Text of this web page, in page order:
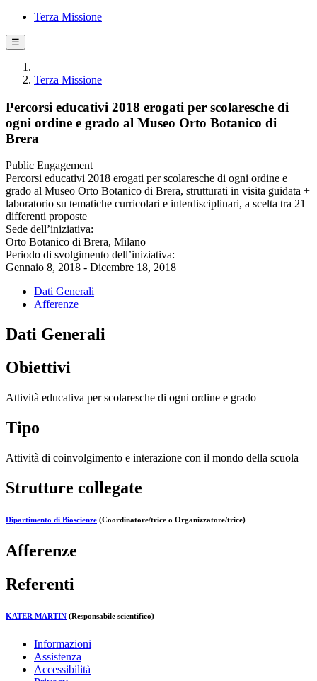
Terza Missione
☰
Terza Missione
Percorsi educativi 2018 erogati per scolaresche di
ogni ordine e grado al Museo Orto Botanico di
Brera
Public Engagement
Percorsi educativi 2018 erogati per scolaresche di ogni ordine e
grado al Museo Orto Botanico di Brera, strutturati in visita guidata +
laboratorio su tematiche curricolari e interdisciplinari, a scelta tra 21
differenti proposte
Sede dell’iniziativa:
Orto Botanico di Brera, Milano
Periodo di svolgimento dell’iniziativa:
Gennaio 8, 2018 - Dicembre 18, 2018
Dati Generali
Afferenze
Dati Generali
Obiettivi
Attività educativa per scolaresche di ogni ordine e grado
Tipo
Attività di coinvolgimento e interazione con il mondo della scuola
Strutture collegate
Dipartimento di Bioscienze (Coordinatore/trice o Organizzatore/trice)
Afferenze
Referenti
KATER MARTIN (Responsabile scientifico)
Informazioni
Assistenza
Accessibilità